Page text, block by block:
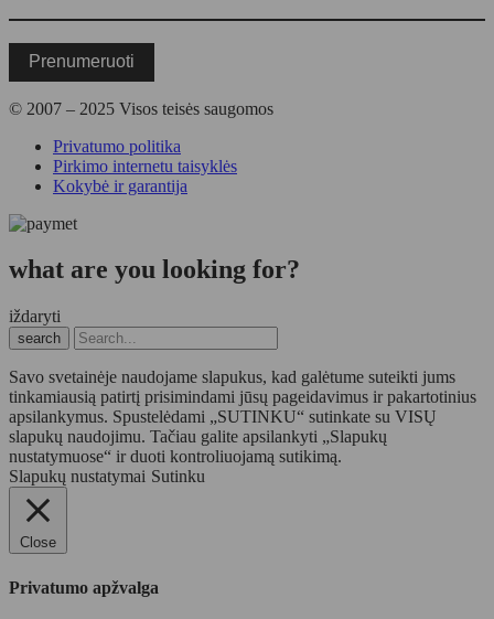
Prenumeruoti
© 2007 – 2025 Visos teisės saugomos
Privatumo politika
Pirkimo internetu taisyklės
Kokybė ir garantija
what are you looking for?
iždaryti
search
Savo svetainėje naudojame slapukus, kad galėtume suteikti jums
tinkamiausią patirtį prisimindami jūsų pageidavimus ir pakartotinius
apsilankymus. Spustelėdami „SUTINKU“ sutinkate su VISŲ
slapukų naudojimu. Tačiau galite apsilankyti „Slapukų
nustatymuose“ ir duoti kontroliuojamą sutikimą.
Slapukų nustatymai Sutinku
Close
Privatumo apžvalga